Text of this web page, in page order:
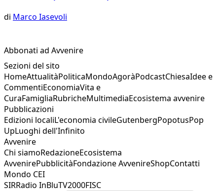
di Marco Iasevoli
Abbonati ad Avvenire
Sezioni del sito
HomeAttualitàPoliticaMondoAgoràPodcastChiesaIdee e
CommentiEconomiaVita e
CuraFamigliaRubricheMultimediaEcosistema avvenire
Pubblicazioni
Edizioni localiL'economia civileGutenbergPopotusPop
UpLuoghi dell'Infinito
Avvenire
Chi siamoRedazioneEcosistema
AvvenirePubblicitàFondazione AvvenireShopContatti
Mondo CEI
SIRRadio InBluTV2000FISC